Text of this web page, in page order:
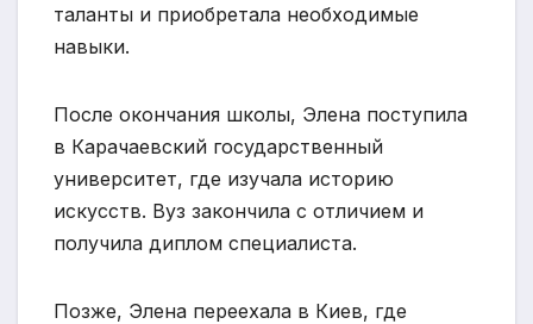
таланты и приобретала необходимые
навыки.
После окончания школы, Элена поступила
в Карачаевский государственный
университет, где изучала историю
искусств. Вуз закончила с отличием и
получила диплом специалиста.
Позже, Элена переехала в Киев, где